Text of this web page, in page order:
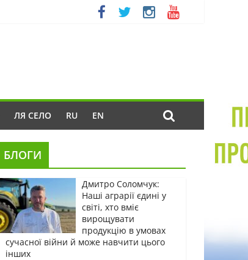
ЛЯ СЕЛО RU EN
БЛОГИ
Дмитро Соломчук:
Наші аграрії єдині у
світі, хто вміє
вирощувати
продукцію в умовах
сучасної війни й може навчити цього
інших